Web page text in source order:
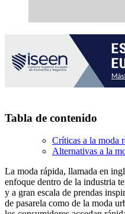
Tabla de contenido
Críticas a la moda
Alternativas a la
La moda rápida, llamada en
enfoque dentro de la industria
y a gran escala de prendas
de pasarela como de la moda